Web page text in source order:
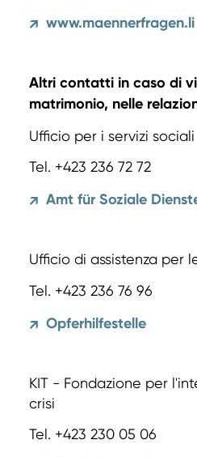
↗ www.maennerfragen.li
Altri contatti in caso di
matrimonio, nelle
Ufficio per i servizi sociali
Tel. +423 236 72 72
↗ Amt für Soziale
Ufficio di assistenza per
Tel. +423 236 76 96
↗ Opferhilfestelle
KIT - Fondazione per
crisi
Tel. +423 230 05 06